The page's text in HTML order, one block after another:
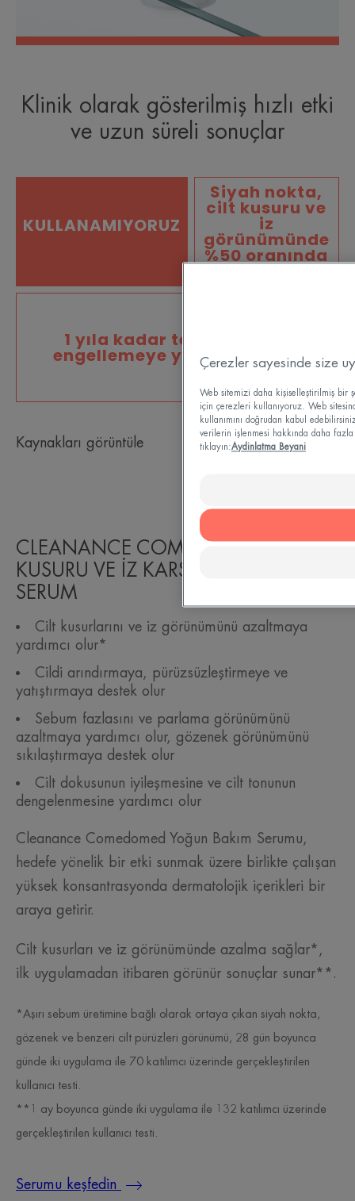
Klinik olarak gösterilmiş hızlı etki
ve uzun süreli sonuçlar
KULLANAMIYORUZ
Siyah nokta,
cilt kusuru ve
iz
görünümünde
%50 oranında
azalma²
1 yıla kadar tekrarlamayı
engellemeye yardımcı olur³
Kaynakları görüntüle
CLEANANCE COMEDOMED CİLT
KUSURU VE İZ KARŞITI KONSANTRE
SERUM
Cilt kusurlarını ve iz görünümünü azaltmaya
yardımcı olur*
Cildi arındırmaya, pürüzsüzleştirmeye ve
yatıştırmaya destek olur
Sebum fazlasını ve parlama görünümünü
azaltmaya yardımcı olur, gözenek görünümünü
sıkılaştırmaya destek olur
Cilt dokusunun iyileşmesine ve cilt tonunun
dengelenmesine yardımcı olur
Cleanance Comedomed Yoğun Bakım Serumu,
hedefe yönelik bir etki sunmak üzere birlikte çalışan
yüksek konsantrasyonda dermatolojik içerikleri bir
araya getirir.
Cilt kusurları ve iz görünümünde azalma sağlar*,
ilk uygulamadan itibaren görünür sonuçlar sunar**.
*Aşırı sebum üretimine bağlı olarak ortaya çıkan siyah nokta,
gözenek ve benzeri cilt pürüzleri görünümü, 28 gün boyunca
günde iki uygulama ile 70 katılımcı üzerinde gerçekleştirilen
kullanıcı testi.
**1 ay boyunca günde iki uygulama ile 132 katılımcı üzerinde
gerçekleştirilen kullanıcı testi.
Serumu keşfedin
Çerezler sayesinde size
Web sitemizi daha kişiselleştirilmiş bir
için çerezleri kullanıyoruz. Web
kullanımını doğrudan kabul
verilerin işlenmesi hakkında daha
tıklayın:Aydinlatma Beyani